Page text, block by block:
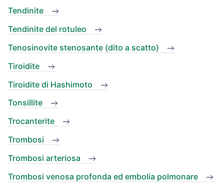
Tendinite
Tendinite del rotuleo
Tenosinovite stenosante (dito a scatto)
Tiroidite
Tiroidite di Hashimoto
Tonsillite
Trocanterite
Trombosi
Trombosi arteriosa
Trombosi venosa profonda ed embolia polmonare